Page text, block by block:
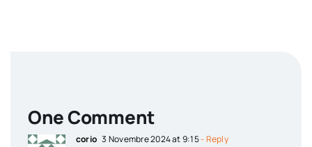
One Comment
corio 3 Novembre 2024 at 9:15- Reply